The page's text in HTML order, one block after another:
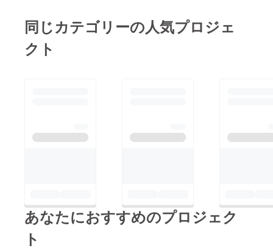
同じカテゴリーの人気プロジェ
クト
あなたにおすすめのプロジェク
ト